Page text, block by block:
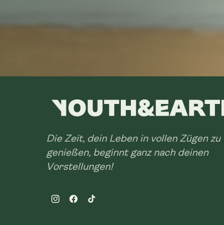
Die Zeit, dein Leben in vollen Zügen zu
genießen, beginnt ganz nach deinen
Vorstellungen!
InstagramFacebookTikTok